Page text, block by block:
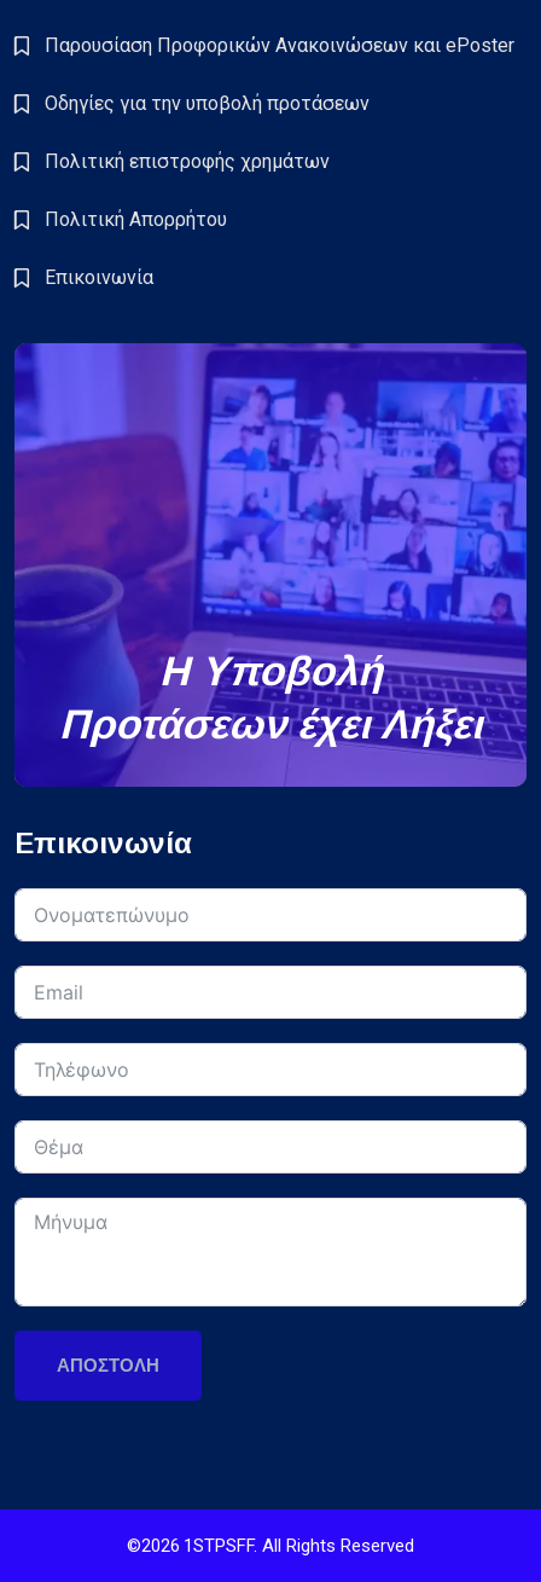
Παρουσίαση Προφορικών Ανακοινώσεων και ePoster
Οδηγίες για την υποβολή προτάσεων
Πολιτική επιστροφής χρημάτων
Πολιτική Απορρήτου
Επικοινωνία
Η Υποβολή
Προτάσεων έχει Λήξει
Επικοινωνία
ΑΠΟΣΤΟΛΉ
©2026 1STPSFF. All Rights Reserved